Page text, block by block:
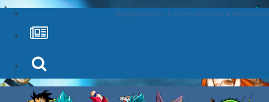
Regolamento e comunicazioni importanti